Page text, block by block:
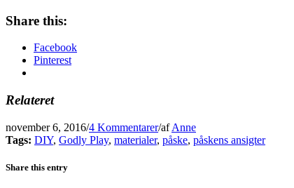
Share this:
Facebook
Pinterest
Relateret
november 6, 2016/4 Kommentarer/afAnne
Tags: DIY, Godly Play, materialer, påske, påskens ansigter
Share this entry